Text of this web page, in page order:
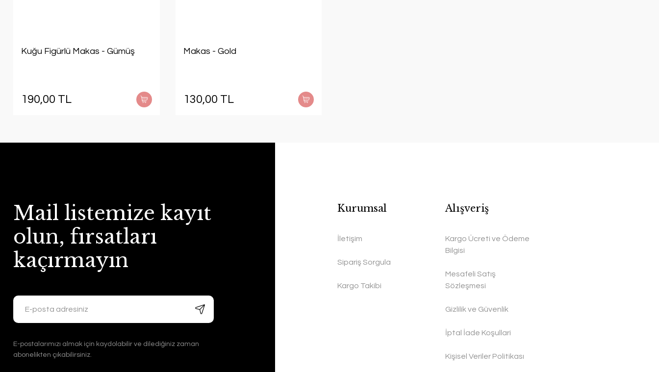
Kuğu Figürlü Makas - Gümüş
190,00 TL
Makas - Gold
130,00 TL
Mail listemize kayıt
olun, fırsatları
kaçırmayın
E-postalarımızı almak için kaydolabilir ve dilediğiniz zaman
abonelikten çıkabilirsiniz.
Kurumsal
İletişim
Sipariş Sorgula
Kargo Takibi
Alışveriş
Kargo Ücreti ve Ödeme
Bilgisi
Mesafeli Satış
Sözleşmesi
Gizlilik ve Güvenlik
İptal İade Koşullari
Kişisel Veriler Politikası